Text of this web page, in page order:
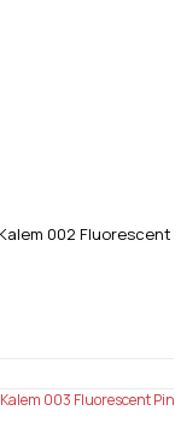
002 Fluorescent